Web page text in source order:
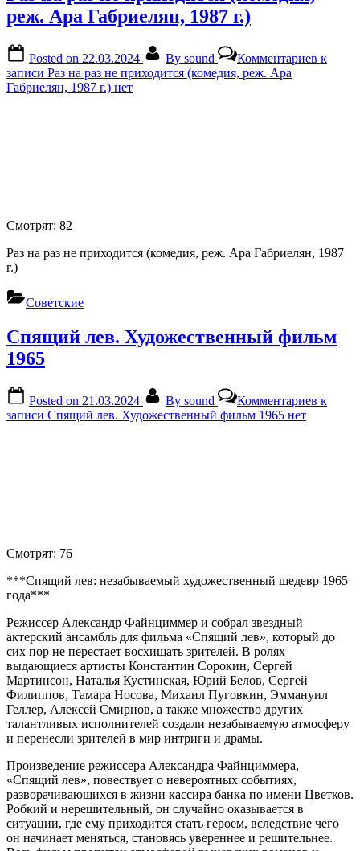
реж. Ара Габриелян, 1987 г.)
Posted on 22.03.2024 By sound Комментариев к
записи Раз на раз не приходится (комедия, реж. Ара
Габриелян, 1987 г.) нет
Смотрят: 82
Раз на раз не приходится (комедия, реж. Ара Габриелян, 1987
г.)
Советские
Спящий лев. Художественный фильм
1965
Posted on 21.03.2024 By sound Комментариев к
записи Спящий лев. Художественный фильм 1965 нет
Смотрят: 76
***Спящий лев: незабываемый художественный шедевр 1965
года***
Режиссер Александр Файнциммер и собрал звездный
актерский ансамбль для фильма «Спящий лев», который до
сих пор не перестает восхищать зрителей. В ролях
выдающиеся артисты Константин Сорокин, Сергей
Мартинсон, Наталья Кустинская, Юрий Белов, Сергей
Филиппов, Тамара Носова, Михаил Пуговкин, Эммануил
Геллер, Алексей Смирнов, а также множество других
талантливых исполнителей создали незабываемую атмосферу
и перенесли зрителей в мир интриги и драмы.
Произведение режиссера Александра Файнциммера,
«Спящий лев», повествует о невероятных событиях,
разворачивающихся в жизни кассира банка по имени Цветков.
Робкий и нерешительный, он случайно оказывается в
ситуации, где ему приходится стать героем, вследствие чего
он начинает меняться, становясь увереннее и решительнее.